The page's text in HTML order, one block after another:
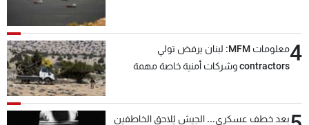
4
معلومات MFM: لبنان يرفض تولي
contractors وشركات أمنية خاصة مهمة
بعد خطف عسكري... الجيش يُلاحق الخاطفين